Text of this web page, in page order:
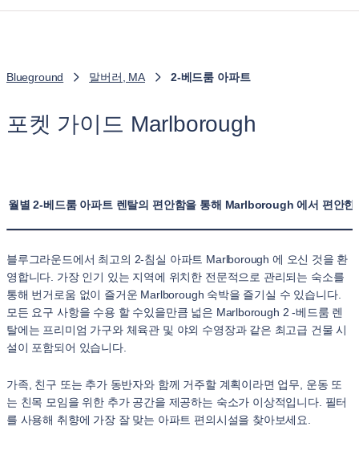
Blueground 말버러, MA 2-베드룸 아파트
포켓 가이드 Marlborough
월별 2-베드룸 아파트 렌탈의 편안함을 통해 Marlborough 에서 편안한
블루그라운드에서 최고의 2-침실 아파트 Marlborough 에 오신 것을 환
영합니다. 가장 인기 있는 지역에 위치한 전문적으로 관리되는 숙소를
통해 번거로움 없이 즐거운 Marlborough 숙박을 즐기실 수 있습니다.
모든 요구 사항을 수용 할 수있을만큼 넓은 Marlborough 2 -베드룸 렌
탈에는 프리미엄 가구와 체육관 및 야외 수영장과 같은 최고급 건물 시
설이 포함되어 있습니다.
가족, 친구 또는 추가 동반자와 함께 거주할 계획이라면 업무, 운동 또
는 친목 모임을 위한 추가 공간을 제공하는 숙소가 이상적입니다. 필터
를 사용해 취향에 가장 잘 맞는 아파트 편의시설을 찾아보세요.